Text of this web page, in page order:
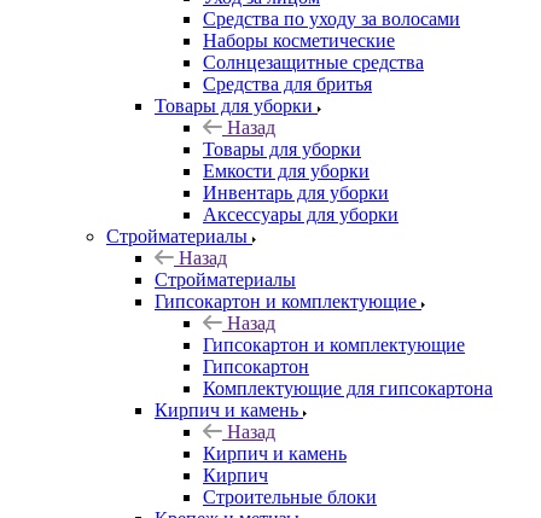
Средства по уходу за волосами
Наборы косметические
Солнцезащитные средства
Средства для бритья
Товары для уборки
Назад
Товары для уборки
Емкости для уборки
Инвентарь для уборки
Аксессуары для уборки
Стройматериалы
Назад
Стройматериалы
Гипсокартон и комплектующие
Назад
Гипсокартон и комплектующие
Гипсокартон
Комплектующие для гипсокартона
Кирпич и камень
Назад
Кирпич и камень
Кирпич
Строительные блоки